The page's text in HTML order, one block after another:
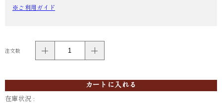
※ご利用ガイド
注文数
カートに入れる
在庫状況 :